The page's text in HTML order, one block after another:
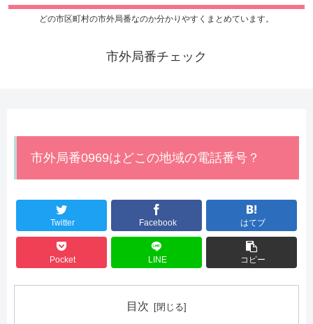
どの市区町村の市外局番なのか分かりやすくまとめています。
市外局番チェック
市外局番0969はどこの地域の電話番号？
Twitter Facebook はてブ
Pocket LINE コピー
目次